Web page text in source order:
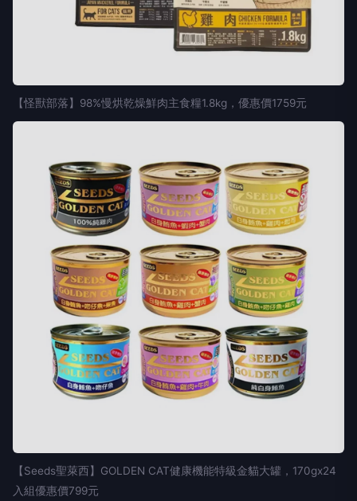
【怪獸部落】98%慢烘乾燥鮮肉主食糧1.8kg，優惠價1759元
【Seeds聖萊西】GOLDEN CAT健康機能特級金貓大罐，170gx24
入組優惠價799元